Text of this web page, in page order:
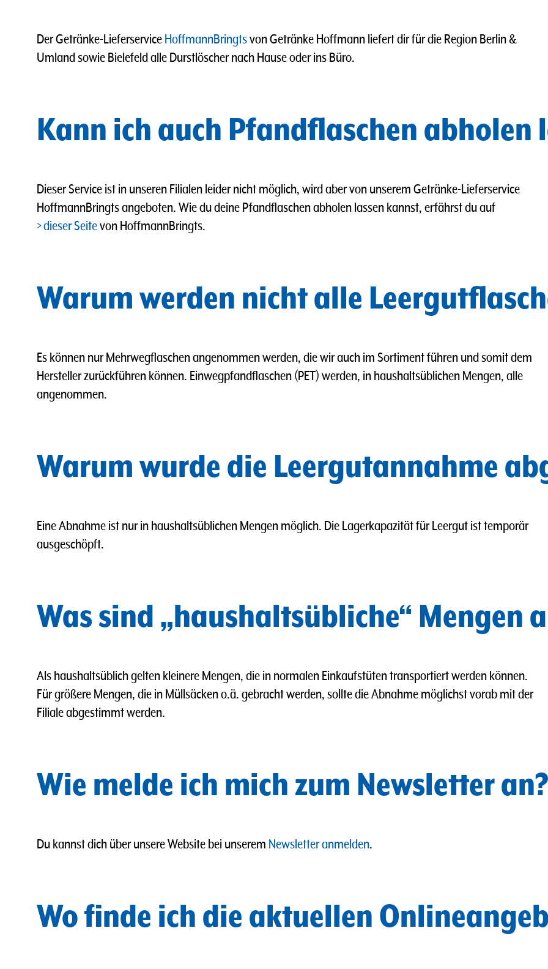
Der Getränke-Lieferservice HoffmannBringtsvon Getränke Hoffmann liefert dir für die Region Berlin &
Umland sowie Bielefeld alle Durstlöscher nach Hause oder ins Büro.
Kann ich auch Pfandflaschen abholen
Dieser Service ist in unseren Filialen leider nicht möglich, wird aber von unserem Getränke-Lieferservice
HoffmannBringts angeboten. Wie du deine Pfandflaschen abholen lassen kannst, erfährst du auf
dieser Seitevon HoffmannBringts.
Warum werden nicht alle
Es können nur Mehrwegflaschen angenommen werden, die wir auch im Sortiment führen und somit dem
Hersteller zurückführen können. Einwegpfandflaschen (PET) werden, in haushaltsüblichen Mengen, alle
angenommen.
Warum wurde die Leergutannahme
Eine Abnahme ist nur in haushaltsüblichen Mengen möglich. Die Lagerkapazität für Leergut ist temporär
ausgeschöpft.
Was sind „haushaltsübliche“ Mengen
Als haushaltsüblich gelten kleinere Mengen, die in normalen Einkaufstüten transportiert werden können.
Für größere Mengen, die in Müllsäcken o.ä. gebracht werden, sollte die Abnahme möglichst vorab mit der
Filiale abgestimmt werden.
Wie melde ich mich zum Newsletter an?
Du kannst dich über unsere Website bei unserem Newsletter anmelden.
Wo finde ich die aktuellen